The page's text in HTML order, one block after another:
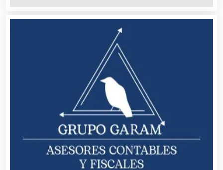
Bancos
Banquetes